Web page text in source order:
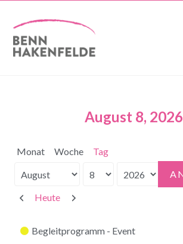
August 8, 2026
Monat Woche Tag
Monat
Tag
Jahr
Zurück
Heute Weiter
Kategorien
Begleitprogramm - Event